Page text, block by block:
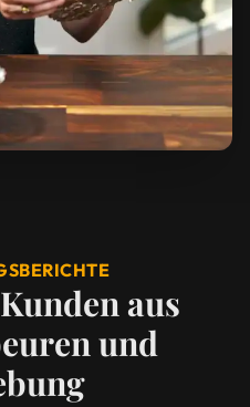
aus
und